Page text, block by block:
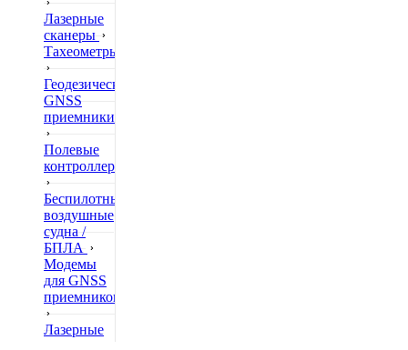
Лазерные
сканеры
Тахеометры
Геодезические
GNSS
приемники
Полевые
контроллеры
Беспилотные
воздушные
судна /
БПЛА
Модемы
для GNSS
приемников
Лазерные